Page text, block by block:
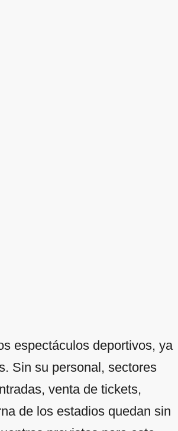
espectáculos deportivos, ya
Sin su personal, sectores
venta de tickets,
de los estadios quedan sin